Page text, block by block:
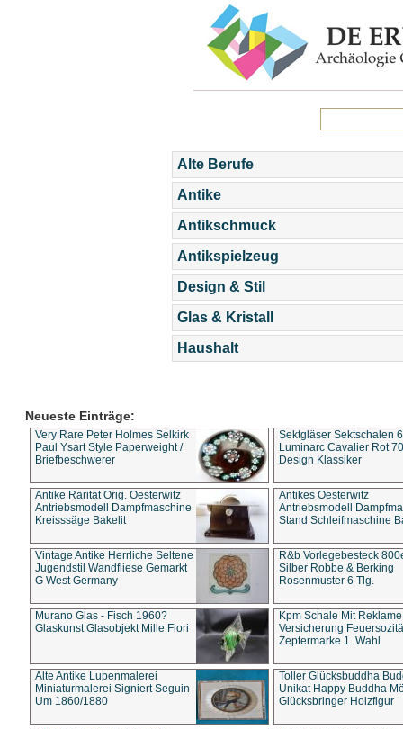
Alte Berufe
Antike
Antikschmuck
Antikspielzeug
Design & Stil
Glas & Kristall
Haushalt
Neueste Einträge:
Very Rare Peter Holmes Selkirk
Paul Ysart Style Paperweight /
Briefbeschwerer
Sektgläser Sektschalen
Luminarc Cavalier Rot
Design Klassiker
Antike Rarität Orig. Oesterwitz
Antriebsmodell Dampfmaschine
Kreisssäge Bakelit
Antikes Oesterwitz
Antriebsmodell
Stand Schleifmaschine
Vintage Antike Herrliche Seltene
Jugendstil Wandfliese Gemarkt
G West Germany
R&b Vorlegebesteck
Silber Robbe & Berking
Rosenmuster 6 Tlg.
Murano Glas - Fisch 1960?
Glaskunst Glasobjekt Mille Fiori
Kpm Schale Mit Reklame
Versicherung
Zeptermarke 1. Wahl
Alte Antike Lupenmalerei
Miniaturmalerei Signiert Seguin
Um 1860/1880
Toller Glücksbuddha
Unikat Happy Buddha
Glücksbringer Holzfigur